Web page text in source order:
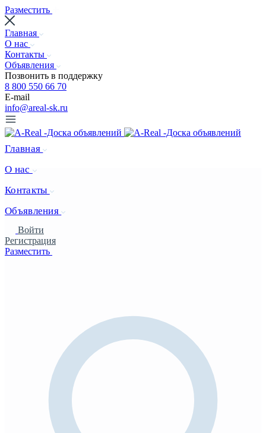
Разместить
Главная
О нас
Контакты
Объявления
Позвонить в поддержку
8 800 550 66 70
E-mail
info@areal-sk.ru
Главная
О нас
Контакты
Объявления
Войти
Регистрация
Разместить